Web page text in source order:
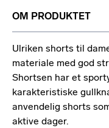
OM PRODUKTET
Ulriken shorts til
materiale med god
Shortsen har et
karakteristiske
anvendelig shorts
aktive dager.